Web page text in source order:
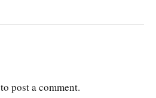
to post a comment.